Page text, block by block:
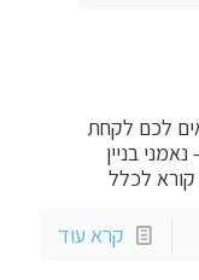
לכם לקחת
בניין
לכלל
קרא עוד